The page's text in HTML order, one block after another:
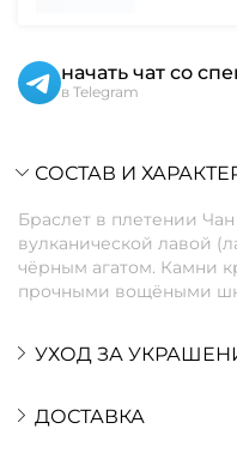
начать чат со
в Telegram
СОСТАВ И
Браслет в плетении
вулканической лавой
чёрным агатом. Камни
прочными вощёными
УХОД ЗА
ДОСТАВКА